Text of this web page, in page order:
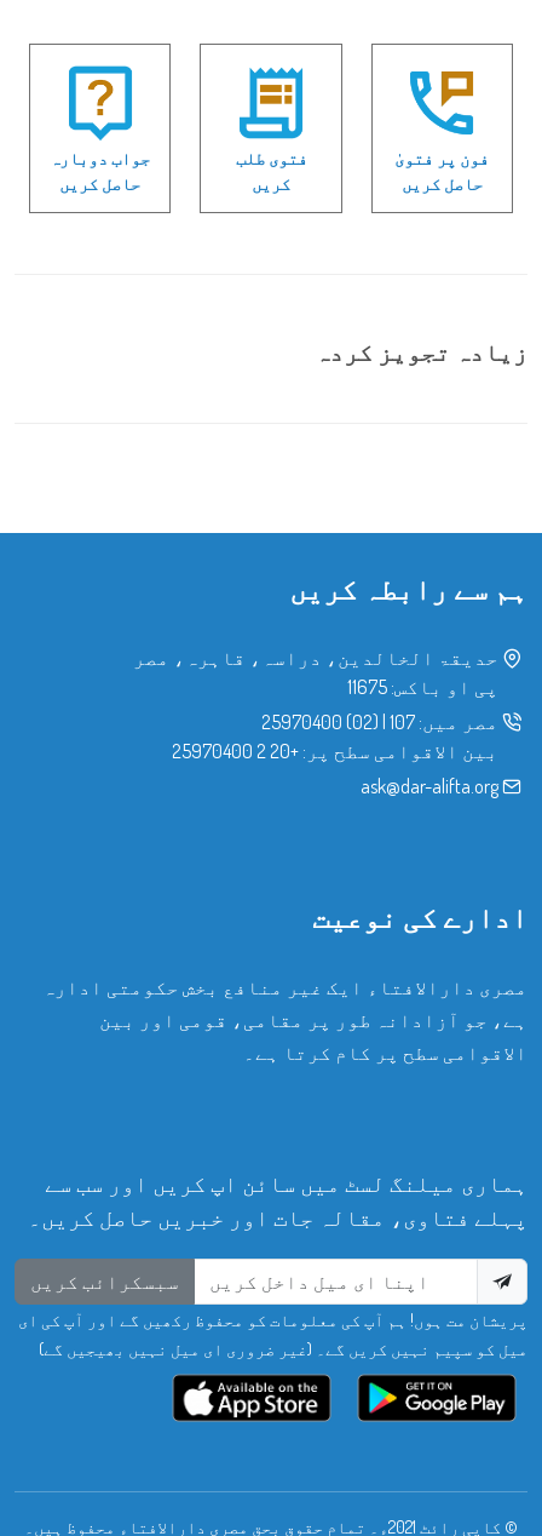
فون پر فتویٰ
حاصل کریں
فتوی طلب
کریں
جواب دوبارہ
حاصل کریں
زیادہ تجویز کردہ
ہم سے رابطہ کریں
حدیقۃ الخالدین، دراسہ، قاہرہ، مصر
پی او باکس: 11675
مصر میں: 107
|
(02) 25970400
بین الاقوامی سطح پر: +20 2 25970400
ask@dar-alifta.org
ادارے کی نوعیت
مصری دارالافتاء ایک غیر منافع بخش حکومتی ادارہ
ہے، جو آزادانہ طور پر مقامی، قومی اور بین
الاقوامی سطح پر کام کرتا ہے۔
ہماری میلنگ لسٹ میں سائن اپ کریں اور سب سے
پہلے فتاوی، مقالہ جات اور خبریں حاصل کریں۔
سبسکرائب کریں
پریشان مت ہوں! ہم آپ کی معلومات کو محفوظ رکھیں گے اور آپ کی ای
میل کو سپیم نہیں کریں گے۔ (غیر ضروری ای میل نہیں بھیجیں گے)
© کاپی رائٹ 2021ء۔ تمام حقوق بحق مصری دارالافتاء محفوظ ہیں۔